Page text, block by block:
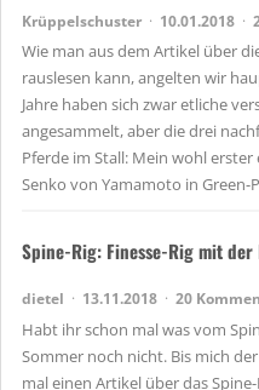
Krüppelschuster 10.01.2018
Wie man aus dem Artikel über
rauslesen kann, angelten wir
Jahre haben sich zwar etliche
angesammelt, aber die drei
Pferde im Stall: Mein wohl
Senko von Yamamoto in
Spine-Rig: Finesse-Rig mit der
dietel 13.11.2018 20
Habt ihr schon mal was vom
Sommer noch nicht. Bis mich
mal einen Artikel über das